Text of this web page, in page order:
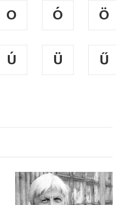
O Ó Ö
Ú Ü Ű